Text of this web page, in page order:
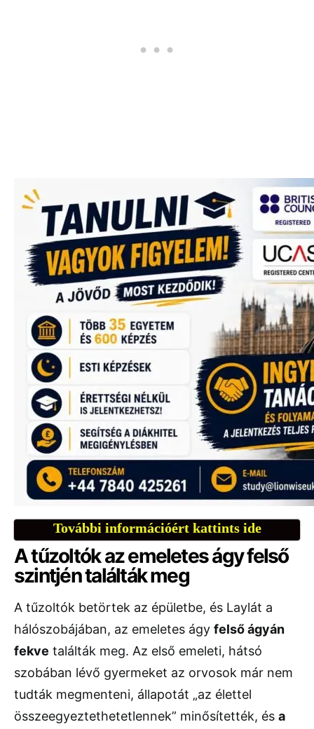
További információért kattints ide
A tűzoltók az emeletes ágy felső
szintjén találták meg
A tűzoltók betörtek az épületbe, és Laylát a
hálószobájában, az emeletes ágy felső ágyán
fekve találták meg. Az első emeleti, hátsó
szobában lévő gyermeket az orvosok már nem
tudták megmenteni, állapotát „az élettel
összeegyeztethetetlennek” minősítették, és a